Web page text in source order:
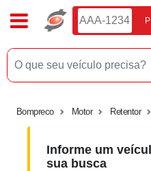
Bompreco Motor Retentor
Informe um
sua busca